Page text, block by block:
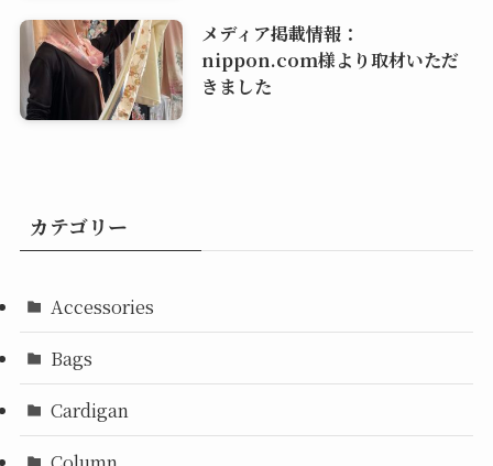
メディア掲載情報：
nippon.com様より取材いただ
きました
カテゴリー
Accessories
Bags
Cardigan